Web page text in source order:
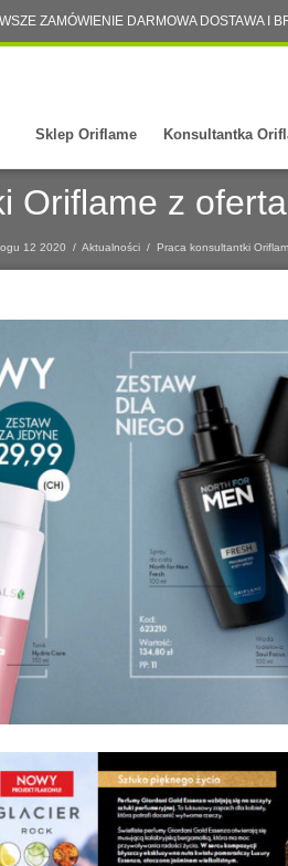
ZAMÓWIENIE DARMOWA DOSTAWA I
Sklep Oriflame Konsultantka
Oriflame z
12 2020 / Aktualności / Praca konsultantki